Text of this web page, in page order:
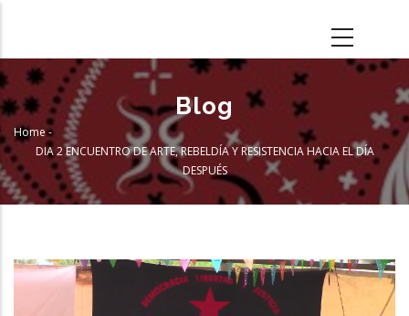
main
content
Blog
Breadcrumb
Home -
DIA 2 ENCUENTRO DE ARTE, REBELDÍA Y RESISTENCIA HACIA EL DÍA
DESPUÉS